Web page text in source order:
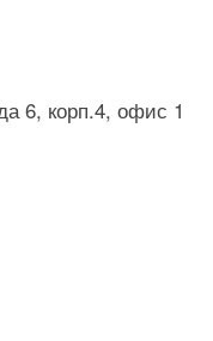
6, корп.4, офис 1